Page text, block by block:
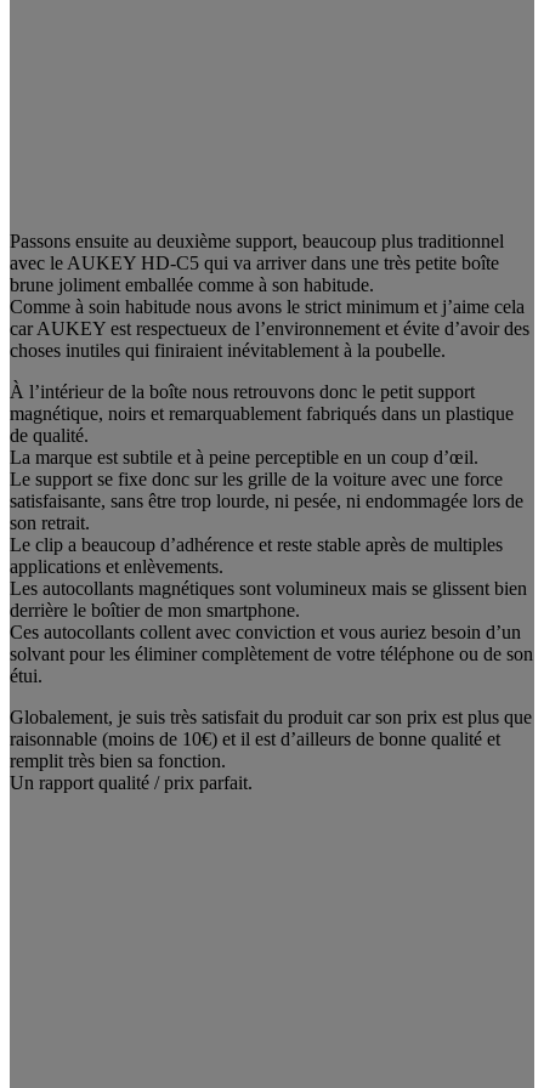
Passons ensuite au deuxième support, beaucoup plus traditionnel
avec le AUKEY HD-C5 qui va arriver dans une très petite boîte
brune joliment emballée comme à son habitude.
Comme à soin habitude nous avons le strict minimum et j’aime cela
car AUKEY est respectueux de l’environnement et évite d’avoir des
choses inutiles qui finiraient inévitablement à la poubelle.
À l’intérieur de la boîte nous retrouvons donc le petit support
magnétique, noirs et remarquablement fabriqués dans un plastique
de qualité.
La marque est subtile et à peine perceptible en un coup d’œil.
Le support se fixe donc sur les grille de la voiture avec une force
satisfaisante, sans être trop lourde, ni pesée, ni endommagée lors de
son retrait.
Le clip a beaucoup d’adhérence et reste stable après de multiples
applications et enlèvements.
Les autocollants magnétiques sont volumineux mais se glissent bien
derrière le boîtier de mon smartphone.
Ces autocollants collent avec conviction et vous auriez besoin d’un
solvant pour les éliminer complètement de votre téléphone ou de son
étui.
Globalement, je suis très satisfait du produit car son prix est plus que
raisonnable (moins de 10€) et il est d’ailleurs de bonne qualité et
remplit très bien sa fonction.
Un rapport qualité / prix parfait.